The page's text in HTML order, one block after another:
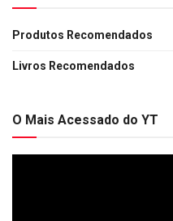
Produtos Recomendados
Livros Recomendados
O Mais Acessado do YT